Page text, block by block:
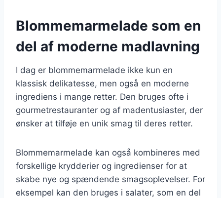
Blommemarmelade som en
del af moderne madlavning
I dag er blommemarmelade ikke kun en
klassisk delikatesse, men også en moderne
ingrediens i mange retter. Den bruges ofte i
gourmetrestauranter og af madentusiaster, der
ønsker at tilføje en unik smag til deres retter.
Blommemarmelade kan også kombineres med
forskellige krydderier og ingredienser for at
skabe nye og spændende smagsoplevelser. For
eksempel kan den bruges i salater, som en del